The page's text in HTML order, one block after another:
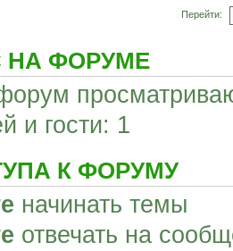
Перейти:
НА ФОРУМЕ
и гости: 1
К ФОРУМУ
начинать темы
отвечать на